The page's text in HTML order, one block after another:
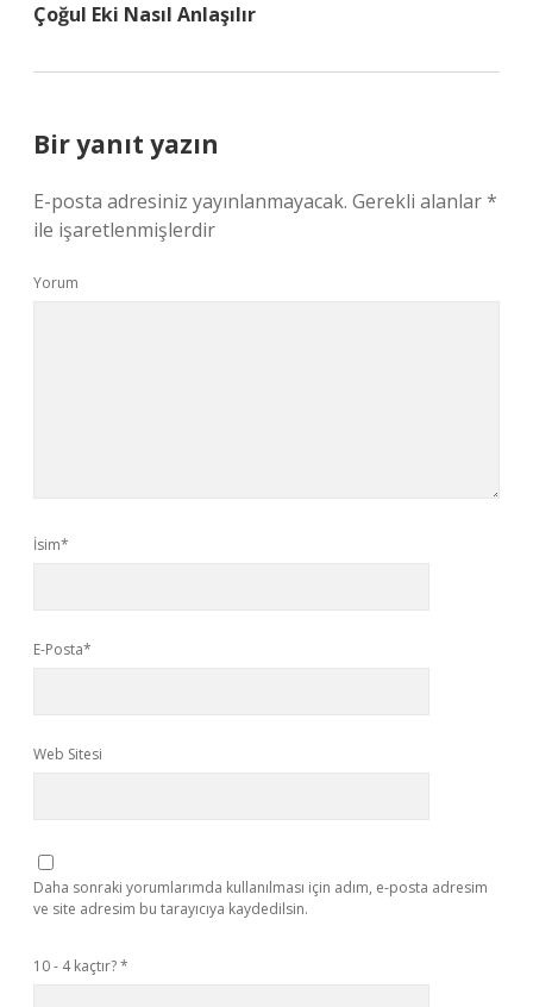
Çoğul Eki Nasıl Anlaşılır
Bir yanıt yazın
E-posta adresiniz yayınlanmayacak. Gerekli alanlar*
ile işaretlenmişlerdir
Yorum
İsim*
E-Posta*
Web Sitesi
Daha sonraki yorumlarımda kullanılması için adım, e-posta adresim
ve site adresim bu tarayıcıya kaydedilsin.
10 - 4 kaçtır?*